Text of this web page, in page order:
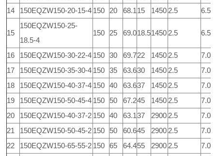
14
150EQZW150-20-15-4 150 20 68.1 15 1450 2.5 6.5
15
150EQZW150-25-
18.5-4
150 25 69.018.51450 2.5 6.5
16 150EQZW150-30-22-4 150 30 69.722 1450 2.5
7.0
17
150EQZW150-35-30-4 150 35 63.630 1450 2.5
7.0
18
150EQZW150-40-37-4 150 40 63.637 1450 2.5
7.0
19
150EQZW150-50-45-4 150 50 67.245 1450 2.5
7.0
20
150EQZW150-40-37-2 150 40 63.1 37 2900 2.5
7.0
21
150EQZW150-50-45-2 150 50 60.645 2900 2.5
7.0
22
150EQZW150-65-55-2 150 65 64.455 2900 2.5
7.0